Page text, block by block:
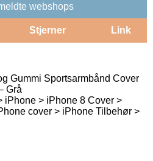
webshops
Stjerner Link
Gummi Sportsarmbånd Cover
Grå
iPhone > iPhone 8 Cover >
cover > iPhone Tilbehør >